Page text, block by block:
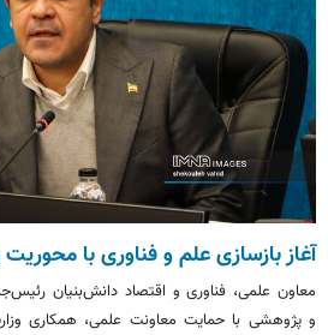
آغاز بازسازی علم و فناوری با
معاون علمی، فناوری و اقتصاد دانش‌بنیان
و پژوهشی با حمایت معاونت علمی، همکاری